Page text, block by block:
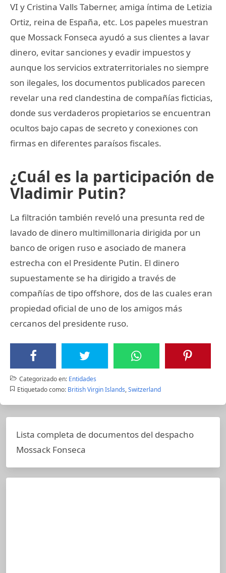
VI y Cristina Valls Taberner, amiga íntima de Letizia
Ortiz, reina de España, etc. Los papeles muestran
que Mossack Fonseca ayudó a sus clientes a lavar
dinero, evitar sanciones y evadir impuestos y
aunque los servicios extraterritoriales no siempre
son ilegales, los documentos publicados parecen
revelar una red clandestina de compañías ficticias,
donde sus verdaderos propietarios se encuentran
ocultos bajo capas de secreto y conexiones con
firmas en diferentes paraísos fiscales.
¿Cuál es la participación de
Vladimir Putin?
La filtración también reveló una presunta red de
lavado de dinero multimillonaria dirigida por un
banco de origen ruso e asociado de manera
estrecha con el Presidente Putin. El dinero
supuestamente se ha dirigido a través de
compañías de tipo offshore, dos de las cuales eran
propiedad oficial de uno de los amigos más
cercanos del presidente ruso.
Categorizado en: Entidades
Etiquetado como: British Virgin Islands,Switzerland
Lista completa de documentos del despacho
Mossack Fonseca